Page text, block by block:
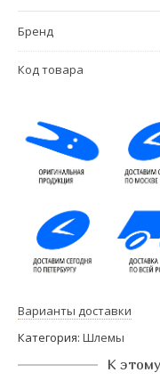
Бренд
Код товара
Варианты доставки
Категория: Шлемы
К